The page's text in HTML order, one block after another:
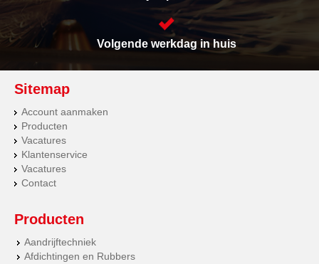
Volgende werkdag in huis
Sitemap
Account aanmaken
Producten
Vacatures
Klantenservice
Vacatures
Contact
Producten
Aandrijftechniek
Afdichtingen en Rubbers